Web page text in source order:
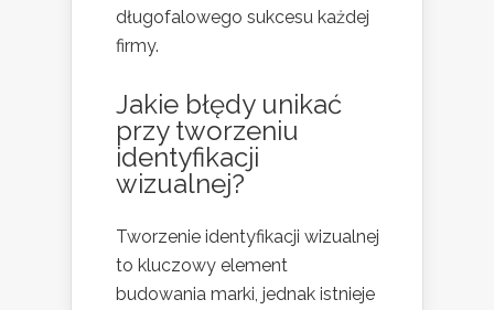
długofalowego sukcesu każdej
firmy.
Jakie błędy unikać
przy tworzeniu
identyfikacji
wizualnej?
Tworzenie identyfikacji wizualnej
to kluczowy element
budowania marki, jednak istnieje